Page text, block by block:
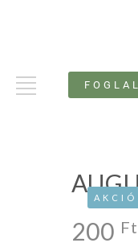
200 Ft